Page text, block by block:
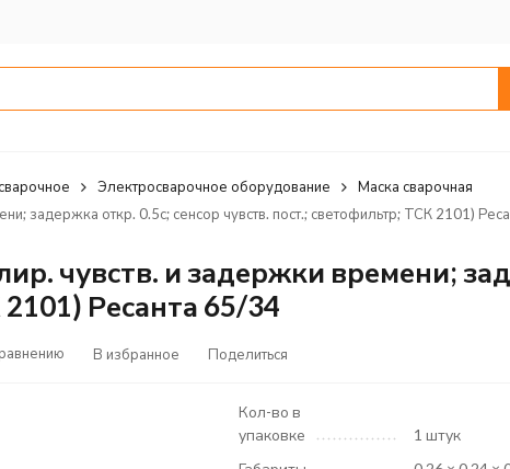
Электросварочное оборудование
Маска сварочная
задержка откр. 0.5с; сенсор чувств. пост.; светофильтр; ТСК 2101)
чувств. и задержки времени;
Ресанта 65/34
В избранное Поделиться
Кол-во в
упаковке
1 штук